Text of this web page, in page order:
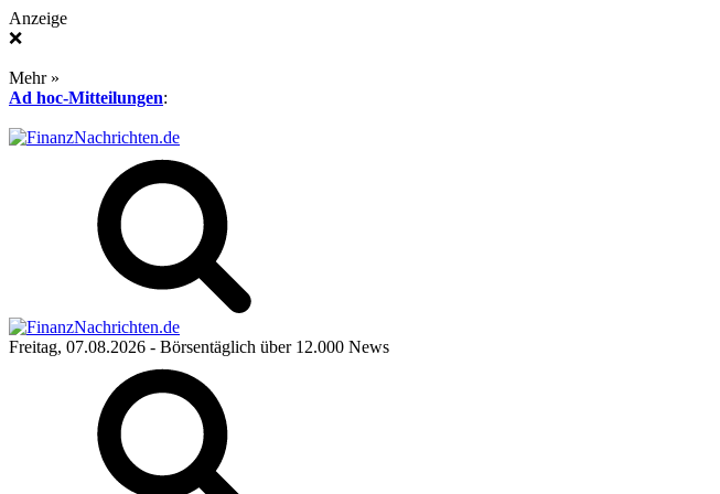
Anzeige
❌
Mehr »
Ad hoc-Mitteilungen:
Freitag, 07.08.2026 - Börsentäglich über 12.000 News